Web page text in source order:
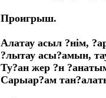
Проигрыш.
Алатау асыл ?нім,
?лытау асы?амын,
Ту?ан жер ?н
Сарыар?ам